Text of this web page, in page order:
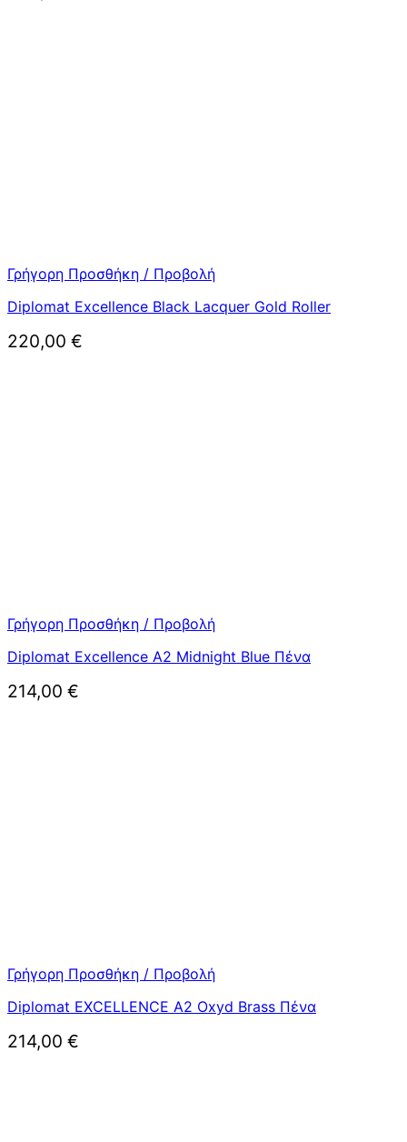
Γρήγορη Προσθήκη / Προβολή
Diplomat Excellence Black Lacquer Gold Roller
220,00 €
Γρήγορη Προσθήκη / Προβολή
Diplomat Excellence A2 Midnight Blue Πένα
214,00 €
Γρήγορη Προσθήκη / Προβολή
Diplomat EXCELLENCE A2 Oxyd Brass Πένα
214,00 €